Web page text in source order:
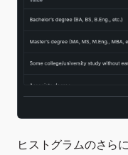
ヒストグラムのさら